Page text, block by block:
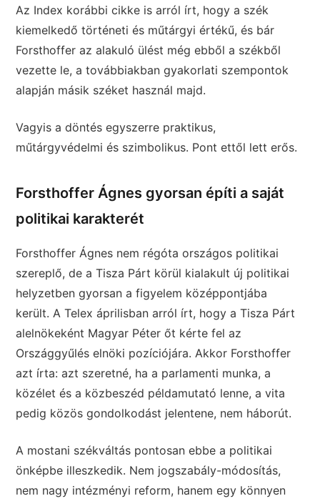
Az Index korábbi cikke is arról írt, hogy a szék
kiemelkedő történeti és műtárgyi értékű, és bár
Forsthoffer az alakuló ülést még ebből a székből
vezette le, a továbbiakban gyakorlati szempontok
alapján másik széket használ majd.
Vagyis a döntés egyszerre praktikus,
műtárgyvédelmi és szimbolikus. Pont ettől lett erős.
Forsthoffer Ágnes gyorsan építi a saját
politikai karakterét
Forsthoffer Ágnes nem régóta országos politikai
szereplő, de a Tisza Párt körül kialakult új politikai
helyzetben gyorsan a figyelem középpontjába
került. A Telex áprilisban arról írt, hogy a Tisza Párt
alelnökeként Magyar Péter őt kérte fel az
Országgyűlés elnöki pozíciójára. Akkor Forsthoffer
azt írta: azt szeretné, ha a parlamenti munka, a
közélet és a közbeszéd példamutató lenne, a vita
pedig közös gondolkodást jelentene, nem háborút.
A mostani székváltás pontosan ebbe a politikai
önképbe illeszkedik. Nem jogszabály-módosítás,
nem nagy intézményi reform, hanem egy könnyen